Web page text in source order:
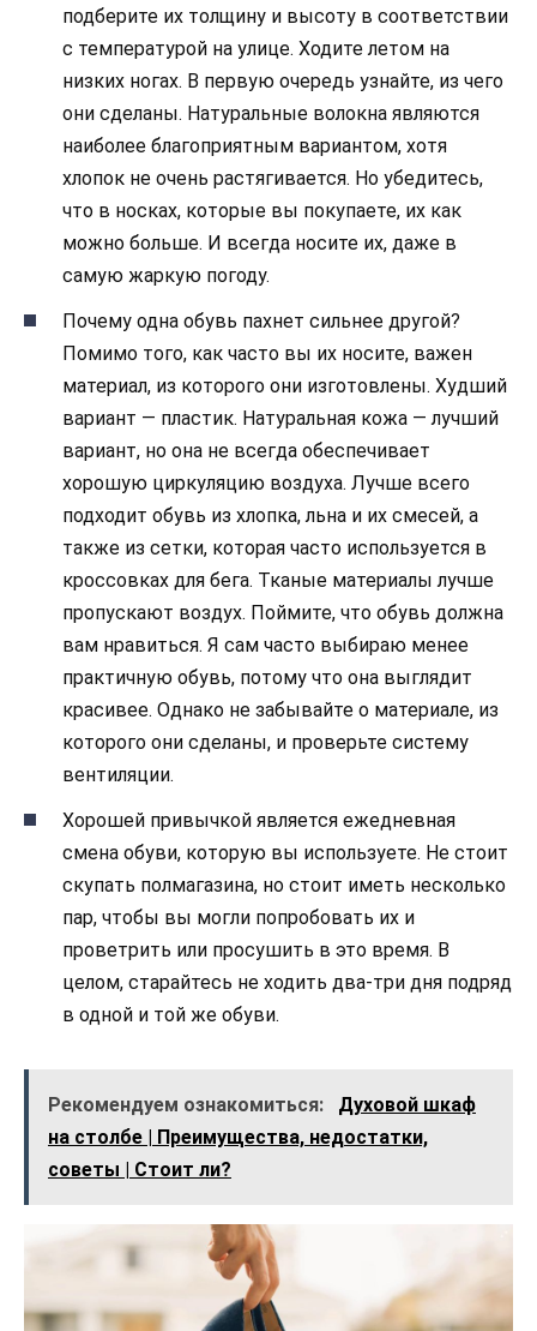
подберите их толщину и высоту в соответствии
с температурой на улице. Ходите летом на
низких ногах. В первую очередь узнайте, из чего
они сделаны. Натуральные волокна являются
наиболее благоприятным вариантом, хотя
хлопок не очень растягивается. Но убедитесь,
что в носках, которые вы покупаете, их как
можно больше. И всегда носите их, даже в
самую жаркую погоду.
Почему одна обувь пахнет сильнее другой?
Помимо того, как часто вы их носите, важен
материал, из которого они изготовлены. Худший
вариант — пластик. Натуральная кожа — лучший
вариант, но она не всегда обеспечивает
хорошую циркуляцию воздуха. Лучше всего
подходит обувь из хлопка, льна и их смесей, а
также из сетки, которая часто используется в
кроссовках для бега. Тканые материалы лучше
пропускают воздух. Поймите, что обувь должна
вам нравиться. Я сам часто выбираю менее
практичную обувь, потому что она выглядит
красивее. Однако не забывайте о материале, из
которого они сделаны, и проверьте систему
вентиляции.
Хорошей привычкой является ежедневная
смена обуви, которую вы используете. Не стоит
скупать полмагазина, но стоит иметь несколько
пар, чтобы вы могли попробовать их и
проветрить или просушить в это время. В
целом, старайтесь не ходить два-три дня подряд
в одной и той же обуви.
Рекомендуем ознакомиться:
Духовой шкаф
на столбе | Преимущества, недостатки,
советы | Стоит ли?